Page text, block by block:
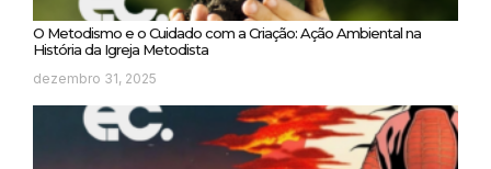
O Metodismo e o Cuidado com a Criação: Ação Ambiental na
História da Igreja Metodista
dezembro 31, 2025